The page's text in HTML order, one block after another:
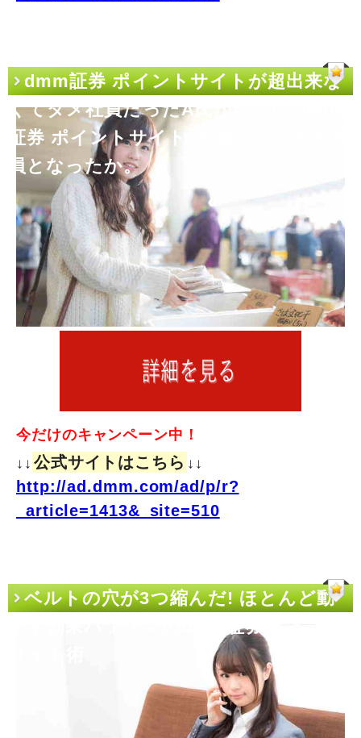
dmm証券 ポイントサイトが超出来な
くてダメ社員だったA氏がいかに｢dmm
証券 ポイントサイト｣を変えてできる社
員となったか。
今だけのキャンペーン中！
↓↓ 公式サイトはこちら ↓↓
http://ad.dmm.com/ad/p/r?
_article=1413&_site=510
ベルトの穴が3つ縮んだ! ほとんど動
かず効果バツグンのdmm証券 ポイント